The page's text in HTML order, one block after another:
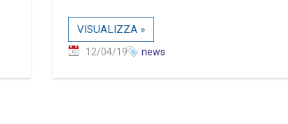
VISUALIZZA »
12/04/19 news